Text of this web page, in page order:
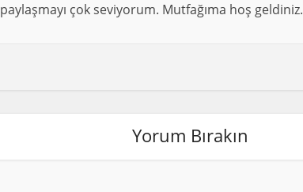
paylaşmayı çok seviyorum. Mutfağıma hoş geldiniz.
Yorum Bırakın